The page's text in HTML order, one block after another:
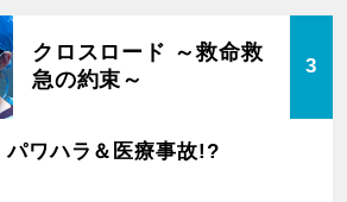
クロスロード ～救命救
急の約束～
3
ワハラ＆医療事故!?